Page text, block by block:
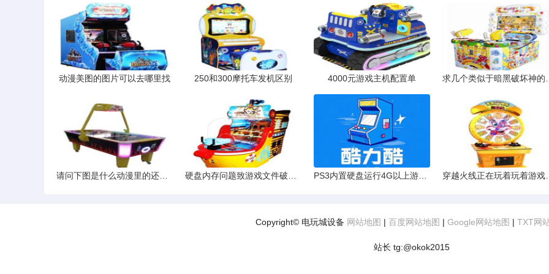
动漫美图的图片可以去哪里找 250和300摩托车发机区别 4000元游戏主机配置单
Copyright© 电玩城设备 网站地图 | 百度网站地图 | Google网站地图 | TXT网
站长 tg:@okok2015